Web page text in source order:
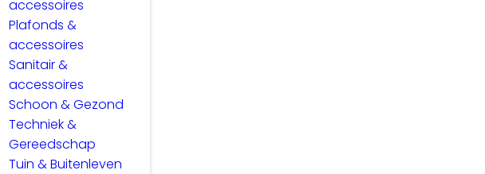
accessoires
Plafonds &
accessoires
Sanitair &
accessoires
Schoon & Gezond
Techniek &
Gereedschap
Tuin & Buitenleven